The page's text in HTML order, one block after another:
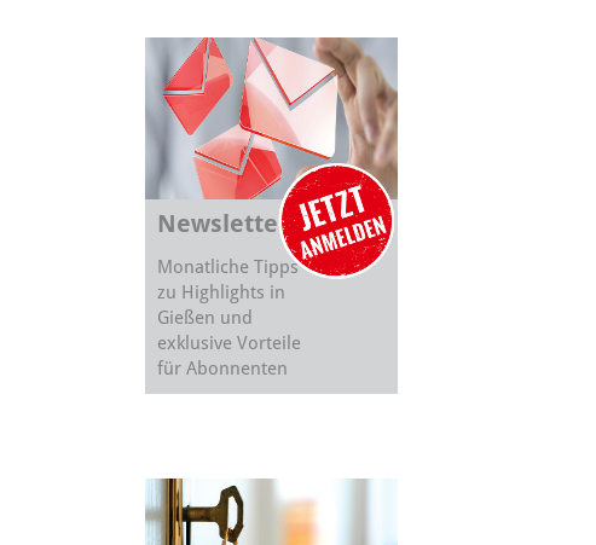
Newsletter
Monatliche Tipps
zu Highlights in
Gießen und
exklusive Vorteile
für Abonnenten